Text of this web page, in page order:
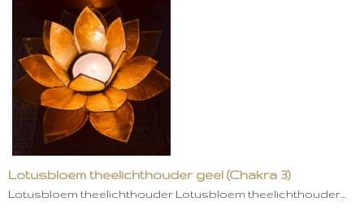
Lotusbloem theelichthouder geel (Chakra 3)
Lotusbloem theelichthouder Lotusbloem theelichthouder…